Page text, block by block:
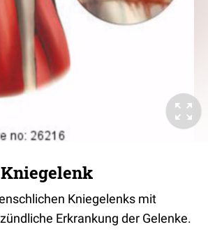
Kniegelenks mit
Erkrankung der Gelenke.